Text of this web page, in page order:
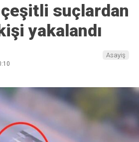
çeşitli suçlardan
yakalandı
Asayiş